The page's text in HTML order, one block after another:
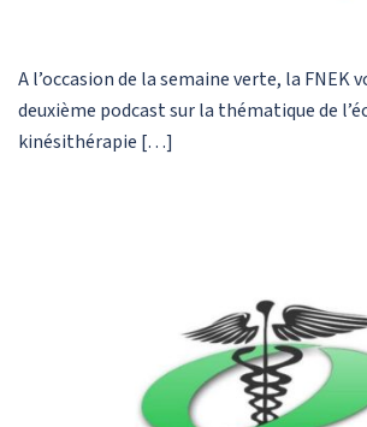
A l’occasion de la semaine verte, la FNEK
deuxième podcast sur la thématique de
kinésithérapie […]